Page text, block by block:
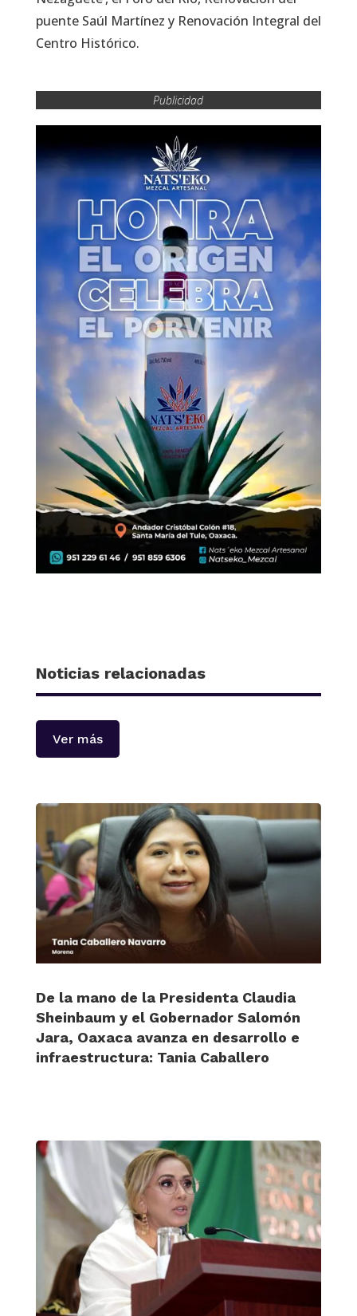
puente Saúl Martínez y Renovación Integral del
Centro Histórico.
Publicidad
Noticias relacionadas
Ver más
De la mano de la Presidenta Claudia
Sheinbaum y el Gobernador Salomón
Jara, Oaxaca avanza en desarrollo e
infraestructura: Tania Caballero